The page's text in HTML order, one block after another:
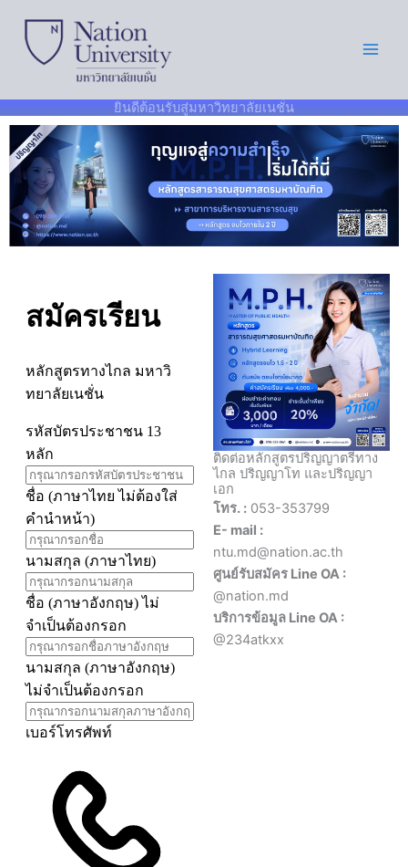
content
ยินดีต้อนรับสู่มหาวิทยาลัยเนชั่น
ติดต่อหลักสูตรปริญญาตรีทาง
ไกล ปริญญาโท และปริญญา
เอก
โทร. : 053-353799
E- mail :
ntu.md@nation.ac.th
ศูนย์รับสมัคร Line OA :
@nation.md
บริการข้อมูล Line OA :
@234atkxx